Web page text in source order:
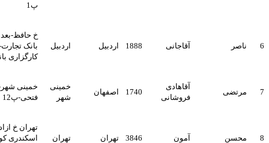
آقاجانی 1888 اردبیل اردبیل
خ حافظ-بعد از پل 2-روبروی
بانک تجارت-پ279-ط1-
کارگزاری بانک صنعت و معدن
فروشانی
1740 اصفهان
شهر
خمینی شهر-خ امام خمینی-ک
فتحی-پ12
آمون 3846 تهران تهران
تهران خ ازادی تقاطع
اسکندری کوچه مرمر پ9